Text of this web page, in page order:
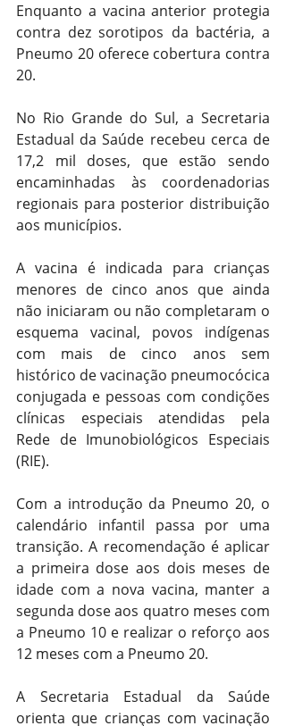
Enquanto a vacina anterior protegia
contra dez sorotipos da bactéria, a
Pneumo 20 oferece cobertura contra
20.
No Rio Grande do Sul, a Secretaria
Estadual da Saúde recebeu cerca de
17,2 mil doses, que estão sendo
encaminhadas às coordenadorias
regionais para posterior distribuição
aos municípios.
A vacina é indicada para crianças
menores de cinco anos que ainda
não iniciaram ou não completaram o
esquema vacinal, povos indígenas
com mais de cinco anos sem
histórico de vacinação pneumocócica
conjugada e pessoas com condições
clínicas especiais atendidas pela
Rede de Imunobiológicos Especiais
(RIE).
Com a introdução da Pneumo 20, o
calendário infantil passa por uma
transição. A recomendação é aplicar
a primeira dose aos dois meses de
idade com a nova vacina, manter a
segunda dose aos quatro meses com
a Pneumo 10 e realizar o reforço aos
12 meses com a Pneumo 20.
A Secretaria Estadual da Saúde
orienta que crianças com vacinação